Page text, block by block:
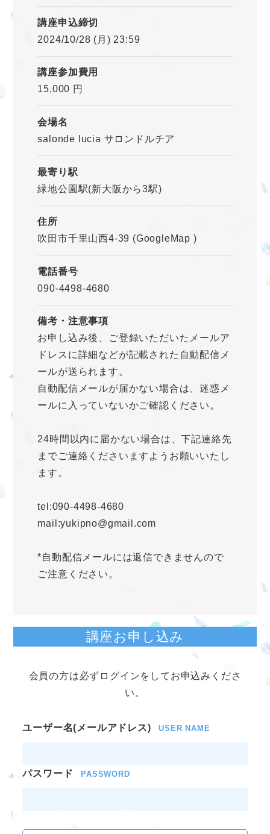
講座申込締切
2024/10/28 (月) 23:59
講座参加費用
15,000 円
会場名
salonde lucia サロンドルチア
最寄り駅
緑地公園駅(新大阪から3駅)
住所
吹田市千里山西4-39 (GoogleMap )
電話番号
090-4498-4680
備考・注意事項
お申し込み後、ご登録いただいたメールア
ドレスに詳細などが記載された自動配信メ
ールが送られます。
自動配信メールが届かない場合は、迷惑メ
ールに入っていないかご確認ください。
24時間以内に届かない場合は、下記連絡先
までご連絡くださいますようお願いいたし
ます。
tel:090-4498-4680
mail:yukipno@gmail.com
*自動配信メールには返信できませんので
ご注意ください。
講座お申し込み
会員の方は必ずログインをしてお申込みくださ
い。
ユーザー名(メールアドレス) USER NAME
パスワード PASSWORD